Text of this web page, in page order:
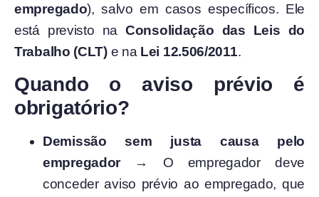
empregado), salvo em casos específicos. Ele
está previsto naConsolidação das Leis do
Trabalho (CLT)e na Lei 12.506/2011.
Quando o aviso prévio é
obrigatório?
Demissão sem justa causa pelo
empregador→ O empregador deve
conceder aviso prévio ao empregado, que